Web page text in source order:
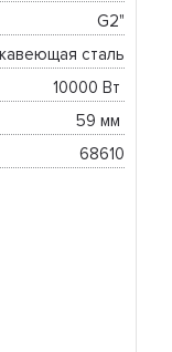
G2"
сталь
10000 Вт
59 мм
68610